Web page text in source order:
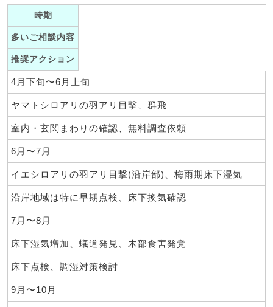
時期
多いご相談内容
推奨アクション
4月下旬〜6月上旬
ヤマトシロアリの羽アリ目撃、群飛
室内・玄関まわりの確認、無料調査依頼
6月〜7月
イエシロアリの羽アリ目撃(沿岸部)、梅雨期床下湿気
沿岸地域は特に早期点検、床下換気確認
7月〜8月
床下湿気増加、蟻道発見、木部食害発覚
床下点検、調湿対策検討
9月〜10月